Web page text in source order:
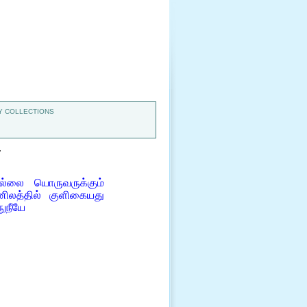
COLLECTIONS
யொருவருக்கும்
குளிகையது